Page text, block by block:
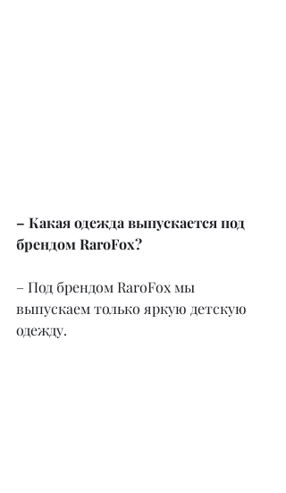
– Какая одежда выпускается под
брендом RaroFox?
– Под брендом RaroFox мы
выпускаем только яркую детскую
одежду.